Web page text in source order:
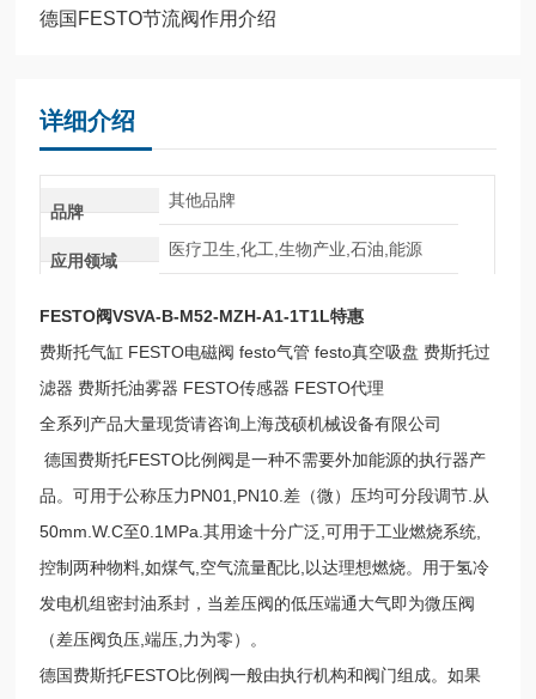
德国FESTO节流阀作用介绍
详细介绍
品牌
其他品牌
应用领域
医疗卫生,化工,生物产业,石油,能源
FESTO阀VSVA-B-M52-MZH-A1-1T1L特惠
费斯托气缸 FESTO电磁阀 festo气管 festo真空吸盘 费斯托过
滤器 费斯托油雾器 FESTO传感器 FESTO代理
全系列产品大量现货请咨询上海茂硕机械设备有限公司
德国费斯托FESTO比例阀是一种不需要外加能源的执行器产
品。可用于公称压力PN01,PN10.差（微）压均可分段调节.从
50mm.W.C至0.1MPa.其用途十分广泛,可用于工业燃烧系统,
控制两种物料,如煤气,空气流量配比,以达理想燃烧。用于氢冷
发电机组密封油系封，当差压阀的低压端通大气即为微压阀
（差压阀负压,端压,力为零）。
德国费斯托FESTO比例阀一般由执行机构和阀门组成。如果